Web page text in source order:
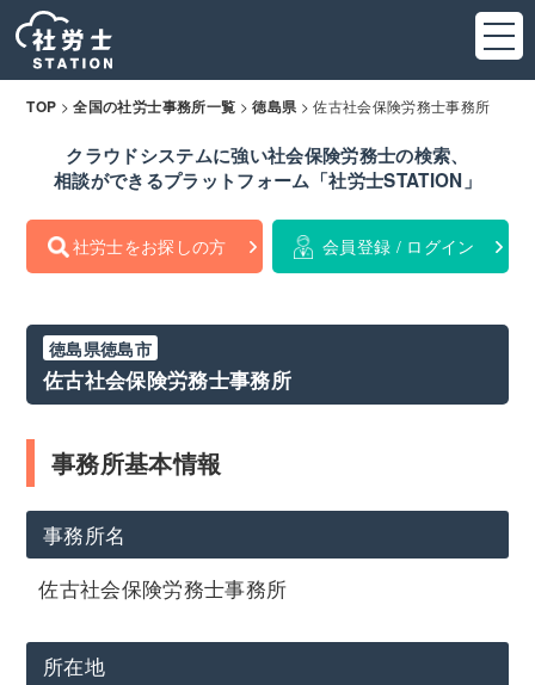
TOP >全国の社労士事務所一覧 >徳島県 >佐古社会保険労務士事務所
クラウドシステムに強い社会保険労務士の検索、
相談ができるプラットフォーム「社労士STATION」
社労士をお探しの方 会員登録 / ログイン
徳島県徳島市
佐古社会保険労務士事務所
事務所基本情報
事務所名
佐古社会保険労務士事務所
所在地